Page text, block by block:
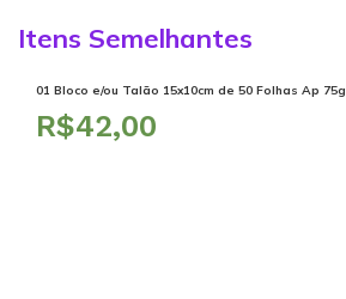
Itens Semelhantes
01 Bloco e/ou Talão 15x10cm de 50 Folhas Ap 75g
R$